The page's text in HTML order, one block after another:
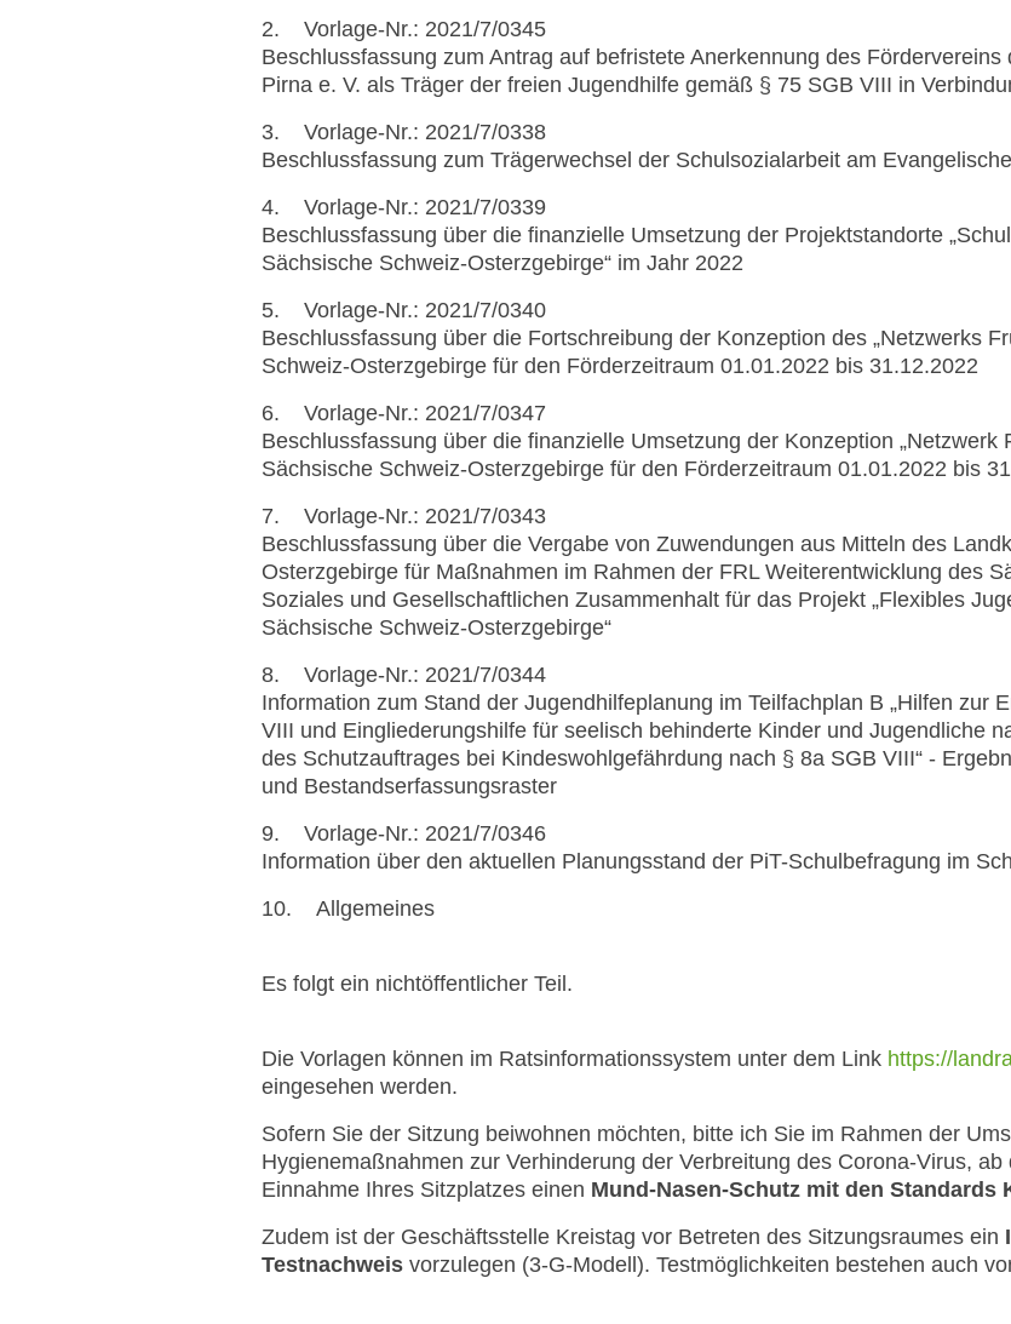
2. Vorlage-Nr.: 2021/7/0345
Beschlussfassung zum Antrag auf befristete Anerkennung des
Pirna e. V. als Träger der freien Jugendhilfe gemäß § 75 SGB VIII in
3. Vorlage-Nr.: 2021/7/0338
Beschlussfassung zum Trägerwechsel der Schulsozialarbeit am
4. Vorlage-Nr.: 2021/7/0339
Beschlussfassung über die finanzielle Umsetzung der Projektstandorte
Sächsische Schweiz-Osterzgebirge“ im Jahr 2022
5. Vorlage-Nr.: 2021/7/0340
Beschlussfassung über die Fortschreibung der Konzeption des „Netzwerks
Schweiz-Osterzgebirge für den Förderzeitraum 01.01.2022 bis 31.12.2022
6. Vorlage-Nr.: 2021/7/0347
Beschlussfassung über die finanzielle Umsetzung der Konzeption „Netzwerk
Sächsische Schweiz-Osterzgebirge für den Förderzeitraum 01.01.2022 bis
7. Vorlage-Nr.: 2021/7/0343
Beschlussfassung über die Vergabe von Zuwendungen aus Mitteln des
Osterzgebirge für Maßnahmen im Rahmen der FRL Weiterentwicklung des
Soziales und Gesellschaftlichen Zusammenhalt für das Projekt „Flexibles
Sächsische Schweiz-Osterzgebirge“
8. Vorlage-Nr.: 2021/7/0344
Information zum Stand der Jugendhilfeplanung im Teilfachplan B „Hilfen zur
VIII und Eingliederungshilfe für seelisch behinderte Kinder und Jugendliche
des Schutzauftrages bei Kindeswohlgefährdung nach § 8a SGB VIII“ -
und Bestandserfassungsraster
9. Vorlage-Nr.: 2021/7/0346
Information über den aktuellen Planungsstand der PiT-Schulbefragung im
10. Allgemeines
Es folgt ein nichtöffentlicher Teil.
Die Vorlagen können im Ratsinformationssystem unter dem Link https://
eingesehen werden.
Sofern Sie der Sitzung beiwohnen möchten, bitte ich Sie im Rahmen der
Hygienemaßnahmen zur Verhinderung der Verbreitung des Corona-Virus,
Einnahme Ihres Sitzplatzes einen Mund-Nasen-Schutz mit den Standards
Zudem ist der Geschäftsstelle Kreistag vor Betreten des Sitzungsraumes ein
Testnachweis vorzulegen (3-G-Modell). Testmöglichkeiten bestehen auch